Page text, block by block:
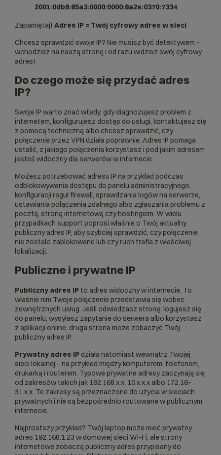
2001:0db8:85a3:0000:0000:8a2e:0370:7334.
Zapamiętaj! Adres IP = Twój cyfrowy adres w sieci
Chcesz sprawdzić swoje IP? Nie musisz być detektywem –
wchodzisz na naszą stronę i od razu widzisz swój cyfrowy
adres!
Do czego może się przydać adres
IP?
Swoje IP warto znać wtedy, gdy diagnozujesz problem z
internetem, konfigurujesz dostęp do usługi, kontaktujesz się
z pomocą techniczną albo chcesz sprawdzić, czy
połączenie przez VPN działa poprawnie. Adres IP pomaga
ustalić, z jakiego połączenia korzystasz i pod jakim adresem
jesteś widoczny dla serwerów w internecie.
Możesz potrzebować adresu IP na przykład podczas
odblokowywania dostępu do panelu administracyjnego,
konfiguracji reguł firewall, sprawdzania logów na serwerze,
ustawiania połączenia zdalnego albo zgłaszania problemu z
pocztą, stroną internetową czy hostingiem. W wielu
przypadkach support poprosi właśnie o Twój aktualny
publiczny adres IP, aby szybciej sprawdzić, czy połączenie
nie zostało zablokowane lub czy ruch trafia z właściwej
lokalizacji.
Publiczne i prywatne IP
Publiczny adres IP to adres widoczny w internecie. To
właśnie nim Twoje połączenie przedstawia się wobec
zewnętrznych usług. Jeśli odwiedzasz stronę, logujesz się
do panelu, wysyłasz zapytanie do serwera albo korzystasz
z aplikacji online, druga strona może zobaczyć Twój
publiczny adres IP.
Prywatny adres IP działa natomiast wewnątrz Twojej
sieci lokalnej – na przykład między komputerem, telefonem,
drukarką i routerem. Typowe prywatne adresy zaczynają się
od zakresów takich jak 192.168.x.x, 10.x.x.x albo 172.16–
31.x.x. Te zakresy są przeznaczone do użycia w sieciach
prywatnych i nie są bezpośrednio routowane w publicznym
internecie.
Najprostszy przykład? Twój laptop może mieć prywatny
adres 192.168.1.23 w domowej sieci Wi-Fi, ale strony
internetowe zobaczą publiczny adres przypisany do